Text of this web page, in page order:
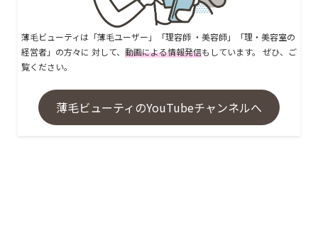
薄毛ビューティは「薄毛ユーザー」「理容師 ・美容師」「理・美容室の
経営者」の方々に 対して、 動画による情報発信もしています。 ぜひ、ご
覧ください。
薄毛ビューティのYouTubeチャンネルへ